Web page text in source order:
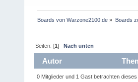
Boards von Warzone2100.de » Boards
Seiten: [1]Nach unten
Autor
28790 mal)
0 Mitglieder und 1 Gast betrachten dieses